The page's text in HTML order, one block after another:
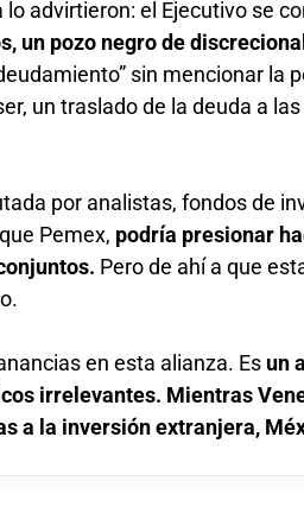
advirtieron: el Ejecutivo se
un pozo negro de
sin mencionar la
un traslado de la deuda a
por analistas, fondos de
Pemex, podría presionar
Pero de ahí a que
en esta alianza. Es un
irrelevantes. Mientras
a la inversión extranjera,